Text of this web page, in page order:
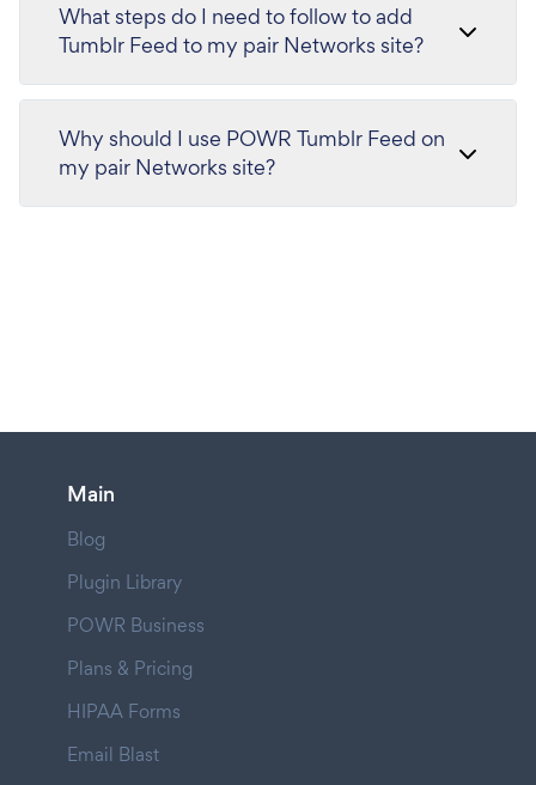
What steps do I need to follow to add
Tumblr Feed to my pair Networks site?
Why should I use POWR Tumblr Feed on
my pair Networks site?
Main
Blog
Plugin Library
POWR Business
Plans & Pricing
HIPAA Forms
Email Blast